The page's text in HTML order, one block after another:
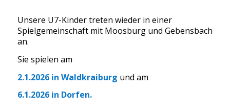
Unsere U7-Kinder treten wieder in einer
Spielgemeinschaft mit Moosburg und Gebensbach
an.
Sie spielen am
2.1.2026 in Waldkraiburg und am
6.1.2026 in Dorfen.